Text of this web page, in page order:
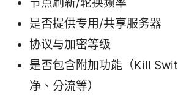
节点刷新/轮换频率
是否提供专用/共享服务器
协议与加密等级
是否包含附加功能（Kill
净、分流等）